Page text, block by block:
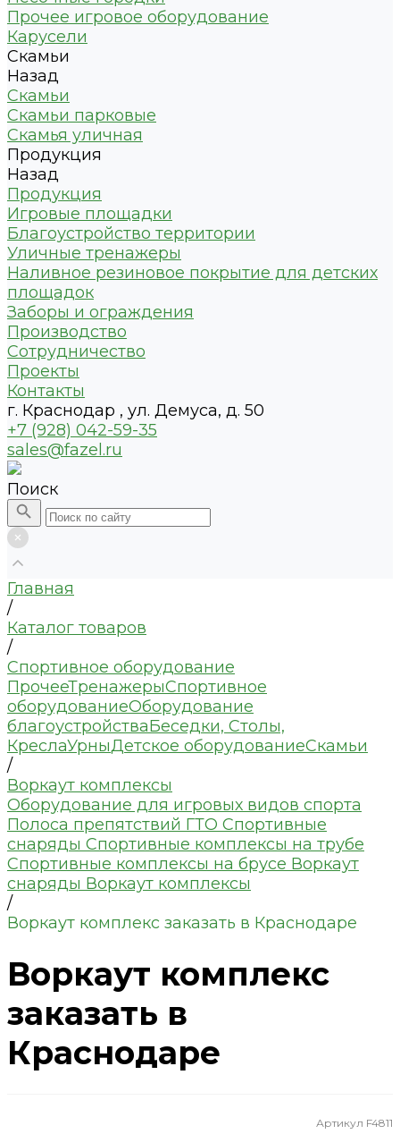
Прочее игровое оборудование
Карусели
Скамьи
Назад
Скамьи
Скамьи парковые
Скамья уличная
Продукция
Назад
Продукция
Игровые площадки
Благоустройство территории
Уличные тренажеры
Наливное резиновое покрытие для детских
площадок
Заборы и ограждения
Производство
Сотрудничество
Проекты
Контакты
г. Краснодар , ул. Демуса, д. 50
+7 (928) 042-59-35
sales@fazel.ru
Поиск
Главная
/
Каталог товаров
/
Спортивное оборудование
ПрочееТренажерыСпортивное
оборудованиеОборудование
благоустройстваБеседки, Столы,
КреслаУрныДетское оборудованиеСкамьи
/
Воркаут комплексы
Оборудование для игровых видов спорта
Полоса препятствий ГТО Спортивные
снаряды Спортивные комплексы на трубе
Спортивные комплексы на брусе Воркаут
снаряды Воркаут комплексы
/
Воркаут комплекс заказать в Краснодаре
Воркаут комплекс
заказать в
Краснодаре
Артикул F4811